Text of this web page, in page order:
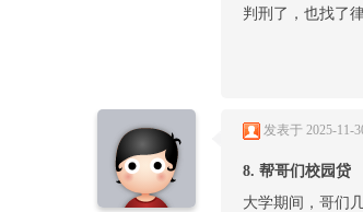
判刑了，也找了
发表于 2025-11-
8. 帮哥们校园贷
大学期间，哥们